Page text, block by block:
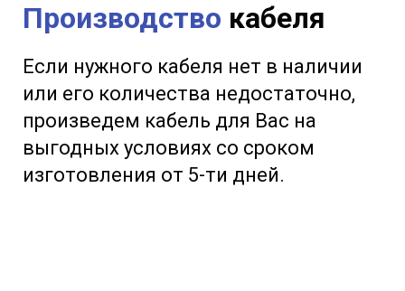
Производство кабеля
Если нужного кабеля нет в наличии
или его количества недостаточно,
произведем кабель для Вас на
выгодных условиях со сроком
изготовления от 5-ти дней.